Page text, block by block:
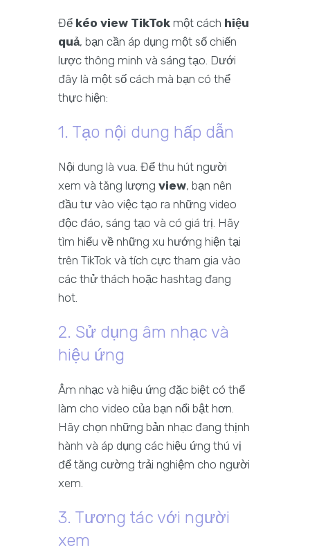
Để kéo view TikTok một cách hiệu
quả, bạn cần áp dụng một số chiến
lược thông minh và sáng tạo. Dưới
đây là một số cách mà bạn có thể
thực hiện:
1. Tạo nội dung hấp dẫn
Nội dung là vua. Để thu hút người
xem và tăng lượng view, bạn nên
đầu tư vào việc tạo ra những video
độc đáo, sáng tạo và có giá trị. Hãy
tìm hiểu về những xu hướng hiện tại
trên TikTok và tích cực tham gia vào
các thử thách hoặc hashtag đang
hot.
2. Sử dụng âm nhạc và
hiệu ứng
Âm nhạc và hiệu ứng đặc biệt có thể
làm cho video của bạn nổi bật hơn.
Hãy chọn những bản nhạc đang thịnh
hành và áp dụng các hiệu ứng thú vị
để tăng cường trải nghiệm cho người
xem.
3. Tương tác với người
xem